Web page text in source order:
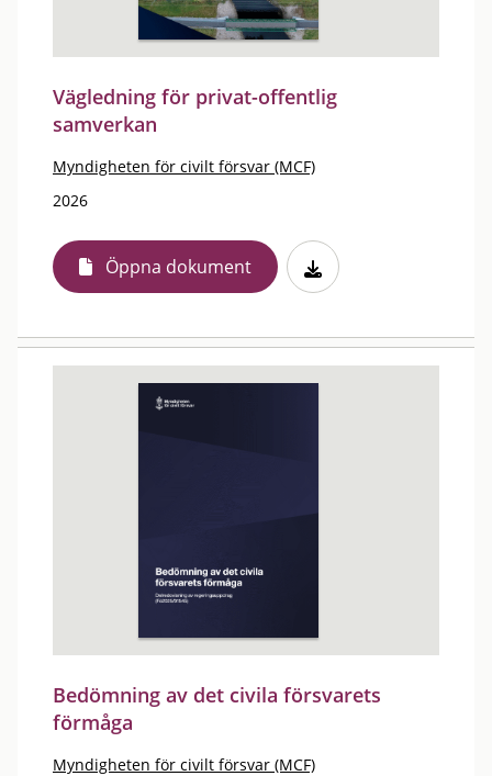
Vägledning för privat-offentlig
samverkan
Myndigheten för civilt försvar (MCF)
2026
Öppna dokument
Bedömning av det civila försvarets
förmåga
Myndigheten för civilt försvar (MCF)